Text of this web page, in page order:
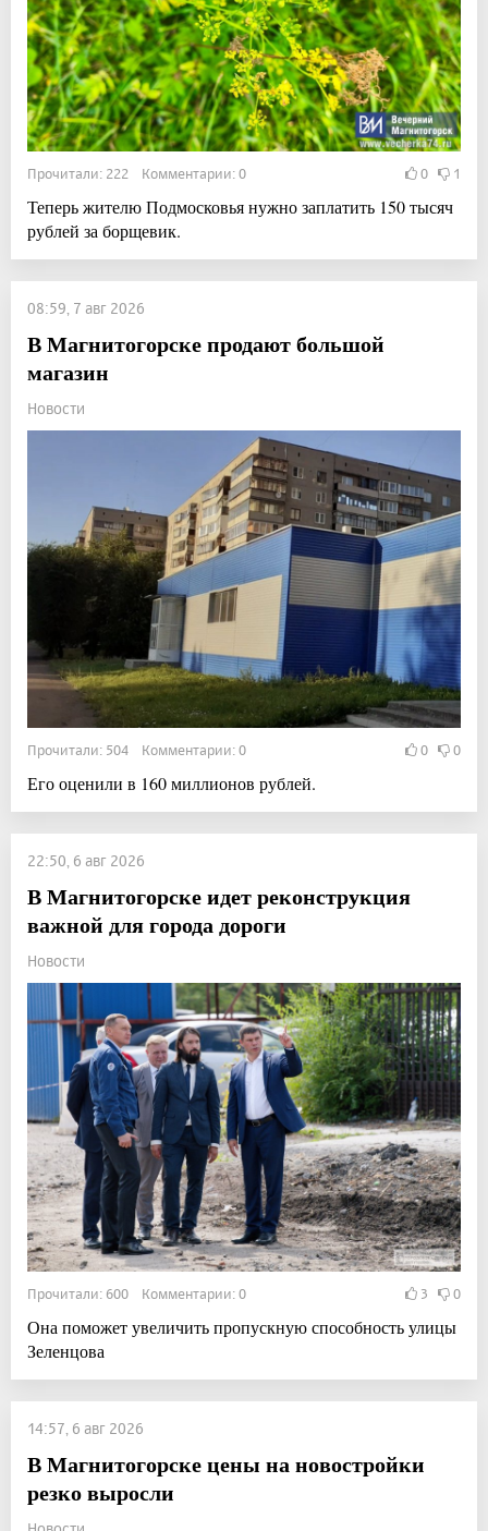
Прочитали: 222 Комментарии: 0 0 1
Теперь жителю Подмосковья нужно заплатить 150 тысяч
рублей за борщевик.
08:59, 7 авг 2026
В Магнитогорске продают большой
магазин
Новости
Прочитали: 504 Комментарии: 0 0 0
Его оценили в 160 миллионов рублей.
22:50, 6 авг 2026
В Магнитогорске идет реконструкция
важной для города дороги
Новости
Прочитали: 600 Комментарии: 0 3 0
Она поможет увеличить пропускную способность улицы
Зеленцова
14:57, 6 авг 2026
В Магнитогорске цены на новостройки
резко выросли